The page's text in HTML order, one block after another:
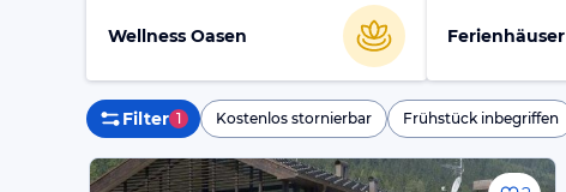
Wellness Oasen Ferienhäuser
Filter 1 Kostenlos stornierbar Frühstück inbegriffen